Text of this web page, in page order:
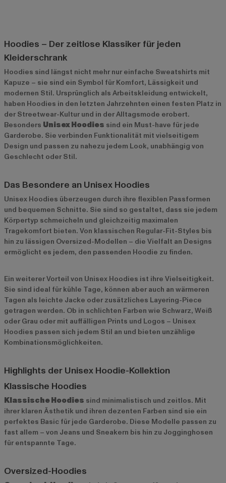
Hoodies – Der zeitlose Klassiker für jeden
Kleiderschrank
Hoodies sind längst nicht mehr nur einfache Sweatshirts mit
Kapuze – sie sind ein Symbol für Komfort, Lässigkeit und
modernen Stil. Ursprünglich als Arbeitskleidung entwickelt,
haben Hoodies in den letzten Jahrzehnten einen festen Platz in
der Streetwear-Kultur und in der Alltagsmode erobert.
Besonders Unisex Hoodies sind ein Must-have für jede
Garderobe. Sie verbinden Funktionalität mit vielseitigem
Design und passen zu nahezu jedem Look, unabhängig von
Geschlecht oder Stil.
Das Besondere an Unisex Hoodies
Unisex Hoodies überzeugen durch ihre flexiblen Passformen
und bequemen Schnitte. Sie sind so gestaltet, dass sie jedem
Körpertyp schmeicheln und gleichzeitig maximalen
Tragekomfort bieten. Von klassischen Regular-Fit-Styles bis
hin zu lässigen Oversized-Modellen – die Vielfalt an Designs
ermöglicht es jedem, den passenden Hoodie zu finden.
Ein weiterer Vorteil von Unisex Hoodies ist ihre Vielseitigkeit.
Sie sind ideal für kühle Tage, können aber auch an wärmeren
Tagen als leichte Jacke oder zusätzliches Layering-Piece
getragen werden. Ob in schlichten Farben wie Schwarz, Weiß
oder Grau oder mit auffälligen Prints und Logos – Unisex
Hoodies passen sich jedem Stil an und bieten unzählige
Kombinationsmöglichkeiten.
Highlights der Unisex Hoodie-Kollektion
Klassische Hoodies
Klassische Hoodies sind minimalistisch und zeitlos. Mit
ihrer klaren Ästhetik und ihren dezenten Farben sind sie ein
perfektes Basic für jede Garderobe. Diese Modelle passen zu
fast allem – von Jeans und Sneakern bis hin zu Jogginghosen
für entspannte Tage.
Oversized-Hoodies